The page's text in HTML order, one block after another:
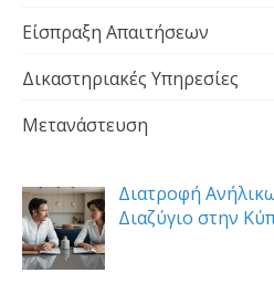
Είσπραξη Απαιτήσεων
Δικαστηριακές Υπηρεσίες
Μετανάστευση
Διατροφή
Διαζύγιο στην